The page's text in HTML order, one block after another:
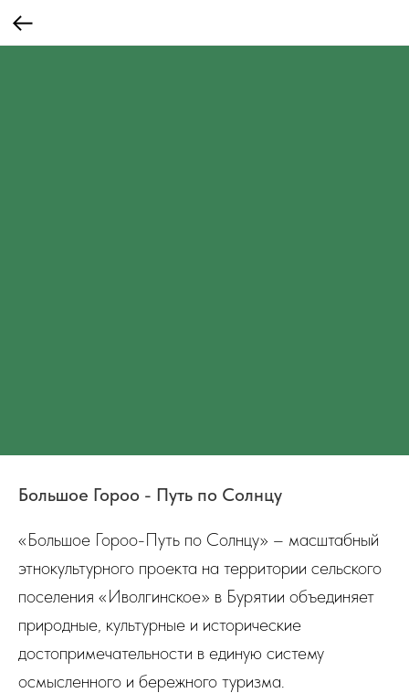
Большое Гороо - Путь по Солнцу
«Большое Гороо-Путь по Солнцу» – масштабный
этнокультурного проекта на территории сельского
поселения «Иволгинское» в Бурятии объединяет
природные, культурные и исторические
достопримечательности в единую систему
осмысленного и бережного туризма.